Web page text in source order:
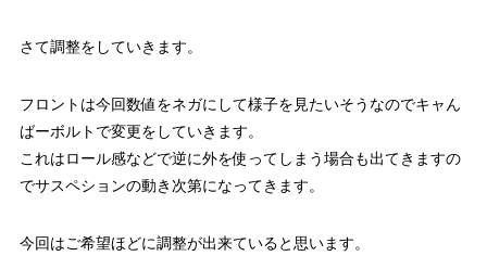
さて調整をしていきます。
フロントは今回数値をネガにして様子を見たいそうなのでキャん
ばーボルトで変更をしていきます。
これはロール感などで逆に外を使ってしまう場合も出てきますの
でサスペションの動き次第になってきます。
今回はご希望ほどに調整が出来ていると思います。